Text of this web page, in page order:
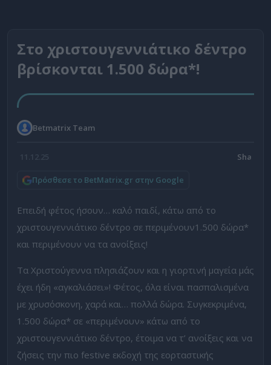
Στο χριστουγεννιάτικο δέντρο
βρίσκονται 1.500 δώρα*!
Betmatrix Team
11.12.25
Πρόσθεσε το BetMatrix.gr στην Google
Επειδή φέτος ήσουν… καλό παιδί, κάτω από το
χριστουγεννιάτικο δέντρο σε περιμένουν1.500 δώρα*
και περιμένουν να τα ανοίξεις!
Τα Χριστούγεννα πλησιάζουν και η γιορτινή μαγεία μάς
έχει ήδη «αγκαλιάσει»! Φέτος, όλα είναι πασπαλισμένα
με χρυσόσκονη, χαρά και… πολλά δώρα. Συγκεκριμένα,
1.500 δώρα* σε «περιμένουν» κάτω από το
χριστουγεννιάτικο δέντρο, έτοιμα να τ’ ανοίξεις και να
ζήσεις την πιο festive εκδοχή της εορταστικής